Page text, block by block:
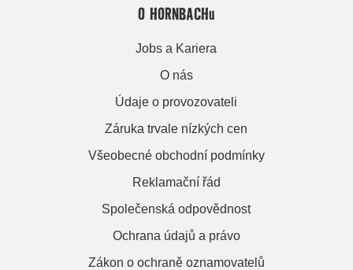
O HORNBACHu
Jobs a Kariera
O nás
Údaje o provozovateli
Záruka trvale nízkých cen
Všeobecné obchodní podmínky
Reklamační řád
Společenská odpovědnost
Ochrana údajů a právo
Zákon o ochraně oznamovatelů